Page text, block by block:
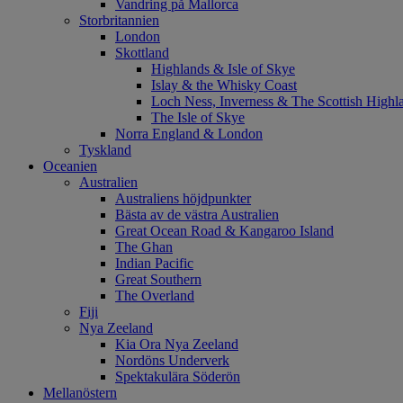
Vandring på Mallorca
Storbritannien
London
Skottland
Highlands & Isle of Skye
Islay & the Whisky Coast
Loch Ness, Inverness & The Scottish
The Isle of Skye
Norra England & London
Tyskland
Oceanien
Australien
Australiens höjdpunkter
Bästa av de västra Australien
Great Ocean Road & Kangaroo Island
The Ghan
Indian Pacific
Great Southern
The Overland
Fiji
Nya Zeeland
Kia Ora Nya Zeeland
Nordöns Underverk
Spektakulära Söderön
Mellanöstern